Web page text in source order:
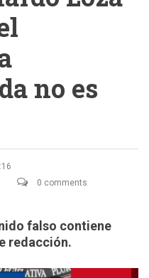
no es
0 comments
falso contiene
redacción.